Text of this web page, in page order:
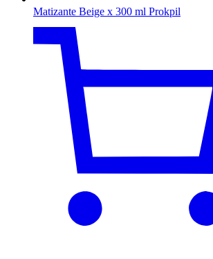
Matizante Beige x 300 ml Prokpil